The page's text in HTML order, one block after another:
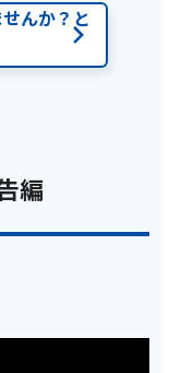
んか？と
編